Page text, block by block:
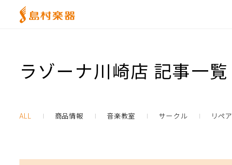
ラゾーナ川崎店 記事一覧
ALL 商品情報 音楽教室 サークル リペア